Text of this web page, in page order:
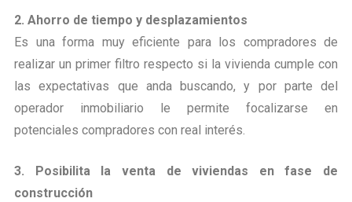
2. Ahorro de tiempo y desplazamientos
Es una forma muy eficiente para los compradores de
realizar un primer filtro respecto si la vivienda cumple con
las expectativas que anda buscando, y por parte del
operador inmobiliario le permite focalizarse en
potenciales compradores con real interés.
3. Posibilita la venta de viviendas en fase de
construcción